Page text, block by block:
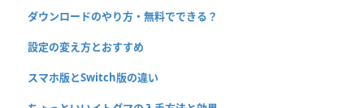
ダウンロードのやり方・無料でできる？
設定の変え方とおすすめ
スマホ版とSwitch版の違い